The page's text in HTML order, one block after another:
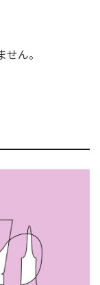
ん。